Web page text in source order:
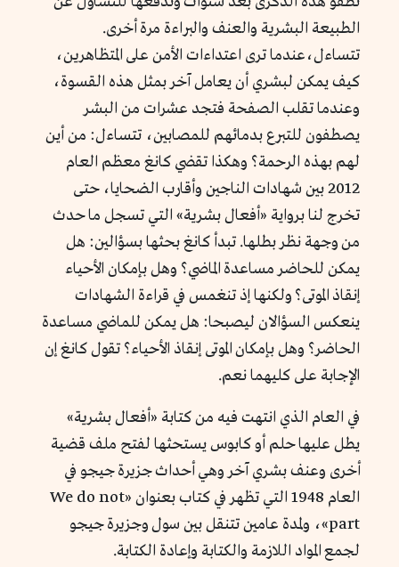
الطبيعة البشرية والعنف والبراءة مرة أخرى.
تتساءل،عندما ترى اعتداءات الأمن على المتظاهرين،
كيف يمكن لبشري أن يعامل آخر بمثل هذه القسوة،
وعندما تقلب الصفحة فتجد عشرات من البشر
يصطفون للتبرع بدمائهم للمصابين، تتساءل: من أين
لهم بهذه الرحمة؟ وهكذا تقضي كانغ معظم العام
2012 بين شهادات الناجين وأقارب الضحايا، حتى
تخرج لنا برواية «أفعال بشرية» التي تسجل ما حدث
من وجهة نظر بطلها. تبدأ كانغ بحثها بسؤالين: هل
يمكن للحاضر مساعدة الماضي؟ وهل بإمكان الأحياء
إنقاذ الموتى؟ ولكنها إذ تنغمس في قراءة الشهادات
ينعكس السؤالان ليصبحا: هل يمكن للماضي مساعدة
الحاضر؟ وهل بإمكان الموتى إنقاذ الأحياء؟ تقول كانغ إن
الإجابة على كليهما نعم.
في العام الذي انتهت فيه من كتابة «أفعال بشرية»
يطل عليها حلم أو كابوس يستحثها لفتح ملف قضية
أخرى وعنف بشري آخر وهي أحداث جزيرة جيجو في
العام 1948 التي تظهر في كتاب بعنوان «We do not
part»، ولمدة عامين تتنقل بين سول وجزيرة جيجو
لجمع المواد اللازمة والكتابة وإعادة الكتابة.